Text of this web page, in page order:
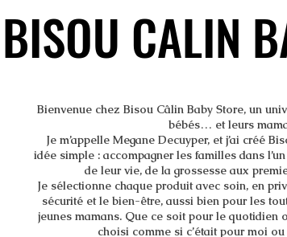
Bienvenue chez Bisou Câlin Baby Store, un
bébés… et leurs
Je m’appelle Megane Decuyper, et j’ai créé
idée simple : accompagner les familles dans
de leur vie, de la grossesse aux
Je sélectionne chaque produit avec soin, en
sécurité et le bien-être, aussi bien pour les
jeunes mamans. Que ce soit pour le quotidien
choisi comme si c’était pour moi
BISOU CALIN
BISOU CALIN